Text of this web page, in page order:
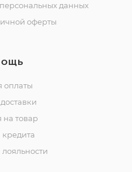
данных
оферты
оплаты
на товар
кредита